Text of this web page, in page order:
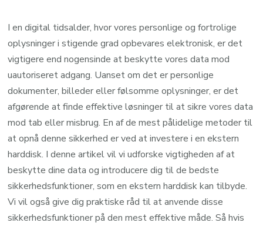
I en digital tidsalder, hvor vores personlige og fortrolige
oplysninger i stigende grad opbevares elektronisk, er det
vigtigere end nogensinde at beskytte vores data mod
uautoriseret adgang. Uanset om det er personlige
dokumenter, billeder eller følsomme oplysninger, er det
afgørende at finde effektive løsninger til at sikre vores data
mod tab eller misbrug. En af de mest pålidelige metoder til
at opnå denne sikkerhed er ved at investere i en ekstern
harddisk. I denne artikel vil vi udforske vigtigheden af at
beskytte dine data og introducere dig til de bedste
sikkerhedsfunktioner, som en ekstern harddisk kan tilbyde.
Vi vil også give dig praktiske råd til at anvende disse
sikkerhedsfunktioner på den mest effektive måde. Så hvis